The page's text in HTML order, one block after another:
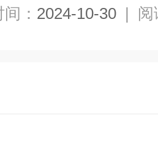
： 2024-10-30 | 阅